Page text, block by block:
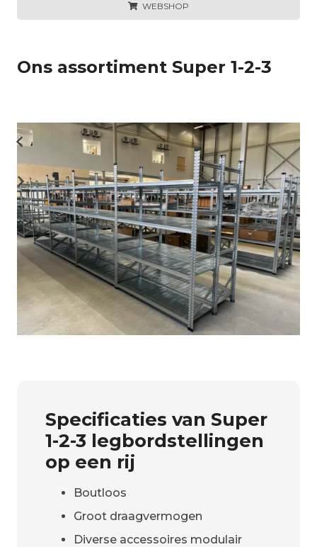
WEBSHOP
Ons assortiment Super 1-2-3
Specificaties van Super
1-2-3 legbordstellingen
op een rij
Boutloos
Groot draagvermogen
Diverse accessoires modulair